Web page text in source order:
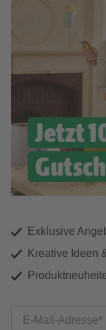
Exklusive
Kreative Ideen
E-Mail-Adresse